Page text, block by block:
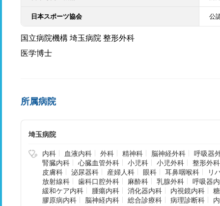
日本スポーツ協会 公
国立病院機構 埼玉病院 整形外科
医学博士
所属病院
埼玉病院
内科 血液内科 外科 精神科 脳神経外科
呼吸器
腎臓内科
心臓血管外科 小児科 小児外科
整形外科
皮膚科
泌尿器科 産婦人科 眼科 耳鼻咽喉科
リ
放射線科
歯科口腔外科 麻酔科 乳腺外科
呼吸器
緩和ケア内科
腫瘍内科 消化器内科 内視鏡内科
膠原病内科
脳神経内科 総合診療科 病理診断科